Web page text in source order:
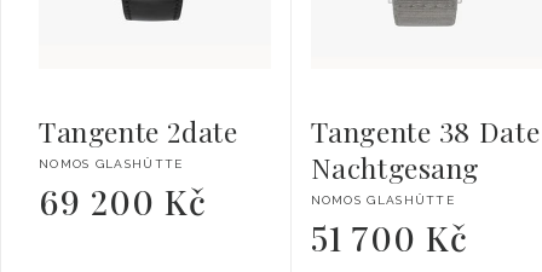
Tangente 2date
Vendor:
NOMOS GLASHÜTTE
Regular
price
69 200 Kč
Tangente 38 Date
Nachtgesang
Vendor:
NOMOS GLASHÜTTE
Regular
price
51 700 Kč